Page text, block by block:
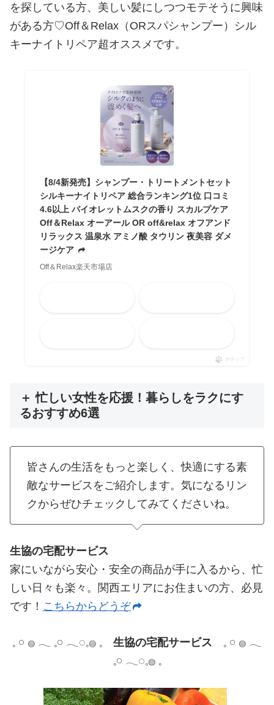
を探している方、美しい髪にしつつモテそうに興味
がある方♡Off＆Relax（ORスパシャンプー）シル
キーナイトリペア超オススメです。
【8/4新発売】シャンプー・トリートメントセット
シルキーナイトリペア 総合ランキング1位 口コミ
4.6以上 バイオレットムスクの香り スカルプケア
Off＆Relax オーアール OR off&relax オフアンド
リラックス 温泉水 アミノ酸 タウリン 夜美容 ダメ
ージケア
Off＆Relax楽天市場店
ポチップ
＋ 忙しい女性を応援！暮らしをラクにす
るおすすめ6選
皆さんの生活をもっと楽しく、快適にする素
敵なサービスをご紹介します。気になるリン
クからぜひチェックしてみてくださいね。
生協の宅配サービス
家にいながら安心・安全の商品が手に入るから、忙
しい日々も楽々。関西エリアにお住まいの方、必見
です！ こちらからどうぞ
𓈒 𓏸 𓐍 𓂃 𓈒𓏸 𓂃◌𓈒𓐍 𓈒 生協の宅配サービス 𓈒 𓏸 𓐍 𓂃
𓈒𓏸 𓂃◌𓈒𓐍 𓈒